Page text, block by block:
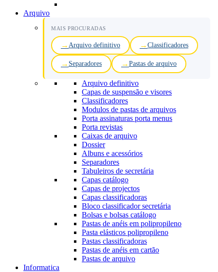
Arquivo
MAIS PROCURADAS
Arquivo definitivo Classificadores
Separadores Pastas de arquivo
Arquivo definitivo
Capas de suspensão e visores
Classificadores
Modulos de pastas de arquivos
Porta assinaturas porta menus
Porta revistas
Caixas de arquivo
Dossier
Albuns e acessórios
Separadores
Tabuleiros de secretária
Capas catálogo
Capas de projectos
Capas classificadoras
Bloco classificador secretária
Bolsas e bolsas catálogo
Pastas de anéis em polipropileno
Pasta elásticos polipropileno
Pastas classificadoras
Pastas de anéis em cartão
Pastas de arquivo
Informatica